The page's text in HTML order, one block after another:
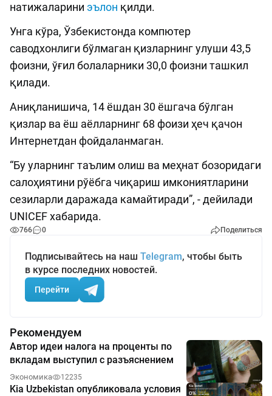
натижаларини эълон қилди.
Унга кўра, Ўзбекистонда компютер
саводхонлиги бўлмаган қизларнинг улуши 43,5
фоизни, ўғил болаларники 30,0 фоизни ташкил
қилади.
Аниқланишича, 14 ёшдан 30 ёшгача бўлган
қизлар ва ёш аёлларнинг 68 фоизи ҳеч қачон
Интернетдан фойдаланмаган.
“Бу уларнинг таълим олиш ва меҳнат бозоридаги
салоҳиятини рўёбга чиқариш имкониятларини
сезиларли даражада камайтиради”, - дейилади
UNICEF хабарида.
766 0 Поделиться
Подписывайтесь на наш Telegram, чтобы быть
в курсе последних новостей.
Перейти
Рекомендуем
Автор идеи налога на проценты по
вкладам выступил с разъяснением
Экономика 12235
Kia Uzbekistan опубликовала условия